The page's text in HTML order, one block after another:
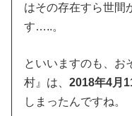
はその存在すら世間
す…..。
といいますのも、お
村』は、2018年4月
しまったんですね。